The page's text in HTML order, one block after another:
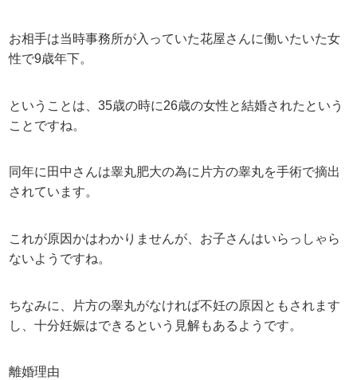
お相手は当時事務所が入っていた花屋さんに働いたいた女
性で9歳年下。
ということは、35歳の時に26歳の女性と結婚されたという
ことですね。
同年に田中さんは睾丸肥大の為に片方の睾丸を手術で摘出
されています。
これが原因かはわかりませんが、お子さんはいらっしゃら
ないようですね。
ちなみに、片方の睾丸がなければ不妊の原因ともされます
し、十分妊娠はできるという見解もあるようです。
離婚理由